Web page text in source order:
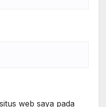
web saya pada